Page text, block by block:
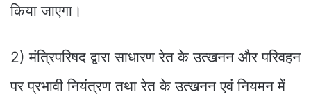
किया जाएगा।
2) मंत्रिपरिषद द्वारा साधारण रेत के उत्खनन और परिवहन
पर प्रभावी नियंत्रण तथा रेत के उत्खनन एवं नियमन में